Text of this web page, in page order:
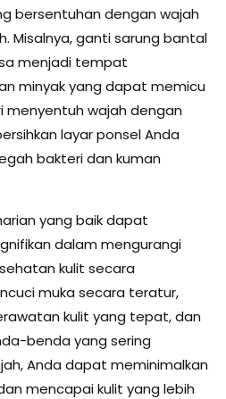
bersentuhan dengan wajah
Misalnya, ganti sarung bantal
menjadi tempat
minyak yang dapat memicu
menyentuh wajah dengan
layar ponsel Anda
bakteri dan kuman
yang baik dapat
dalam mengurangi
kulit secara
muka secara teratur,
kulit yang tepat, dan
benda yang sering
Anda dapat meminimalkan
mencapai kulit yang lebih